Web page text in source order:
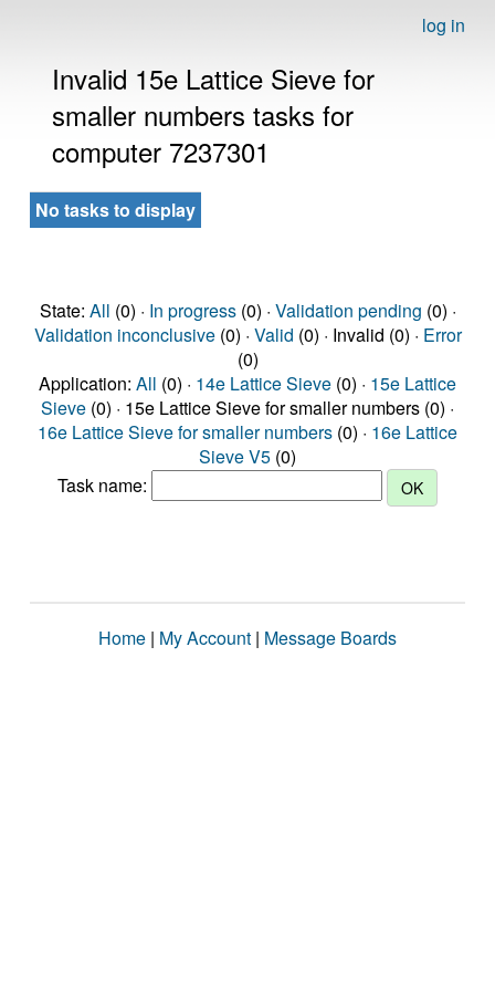
log in
Invalid 15e Lattice Sieve for
smaller numbers tasks for
computer 7237301
No tasks to display
State: All (0) · In progress(0) · Validation pending (0) ·
Validation inconclusive(0) · Valid (0) · Invalid (0) · Error
(0)
Application: All (0) · 14e Lattice Sieve (0) · 15e Lattice
Sieve (0) · 15e Lattice Sieve for smaller numbers (0) ·
16e Lattice Sieve for smaller numbers (0) · 16e Lattice
Sieve V5 (0)
Task name:
Home | My Account | Message Boards